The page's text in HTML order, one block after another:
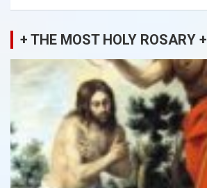
+ THE MOST HOLY ROSARY +